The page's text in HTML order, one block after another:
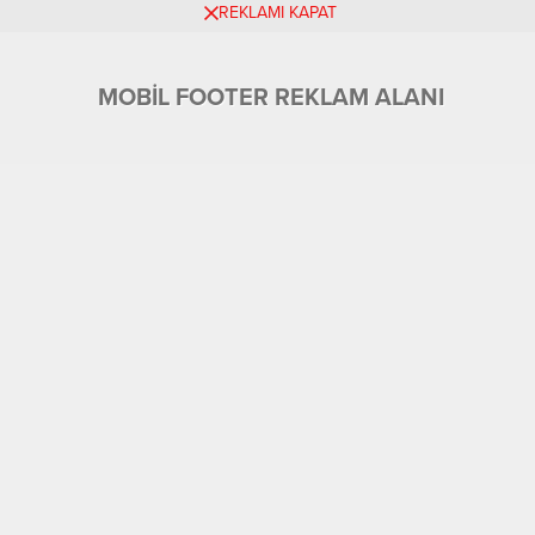
REKLAMI KAPAT
MOBİL FOOTER REKLAM ALANI